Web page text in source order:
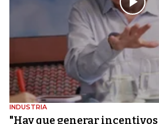
INDUSTRIA
"Hay que generar